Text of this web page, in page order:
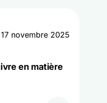
17 novembre 2025
en matière